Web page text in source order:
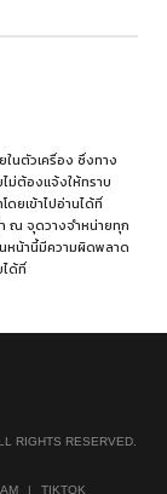
นตัวเครื่อง ซึ่งทาง
ม่ต้องแจ้งให้ทราบ
ยเข้าไปอ่านได้ที่
ณ จุดวางจำหน่ายทุก
หน้านี้มีความผิดพลาด
ได้ที่
RIGHTS RESERVED.
| TIKTOK